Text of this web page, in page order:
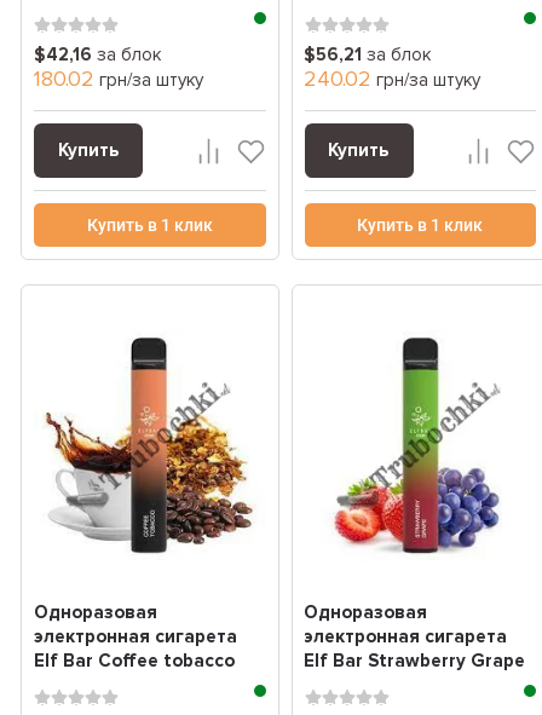
(Неоновый дождь) (1500
Зат...
$42,16 за блок
180.02 грн/за штуку
Купить
Купить в 1 клик
Watermelon (манго
персик...
$56,21 за блок
240.02 грн/за штуку
Купить
Купить в 1 клик
Одноразовая
электронная сигарета
Elf Bar Coffee tobacco
(Кофе табак) (2000 За...
Одноразовая
электронная сигарета
Elf Bar Strawberry Grape
(Клубника Виноград)...